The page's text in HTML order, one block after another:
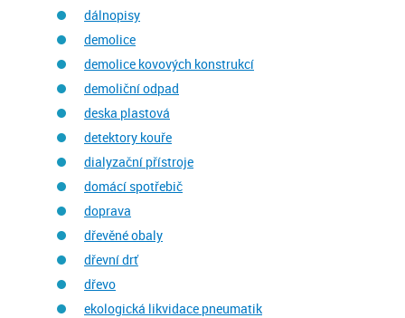
dálnopisy
demolice
demolice kovových konstrukcí
demoliční odpad
deska plastová
detektory kouře
dialyzační přístroje
domácí spotřebič
doprava
dřevěné obaly
dřevní drť
dřevo
ekologická likvidace pneumatik